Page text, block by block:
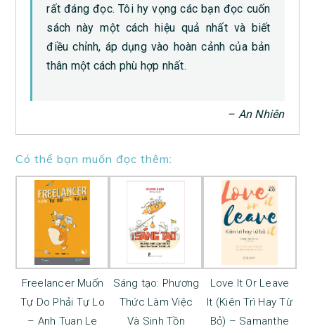
rất đáng đọc. Tôi hy vọng các bạn đọc cuốn
sách này một cách hiệu quả nhất và biết
điều chỉnh, áp dụng vào hoàn cảnh của bản
thân một cách phù hợp nhất.
– An Nhiên
Có thể bạn muốn đọc thêm:
Freelancer Muốn
Tự Do Phải Tự Lo
– Anh Tuan Le
Sáng tạo: Phương
Thức Làm Việc
Và Sinh Tồn
Love It Or Leave
It (Kiên Trì Hay Từ
Bỏ) – Samanthe